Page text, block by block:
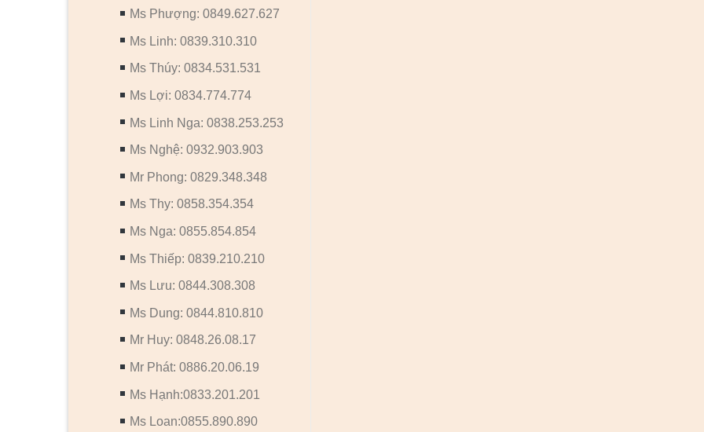
Ms Phượng: 0849.627.627
Ms Linh: 0839.310.310
Ms Thúy: 0834.531.531
Ms Lợi: 0834.774.774
Ms Linh Nga: 0838.253.253
Ms Nghệ: 0932.903.903
Mr Phong: 0829.348.348
Ms Thy: 0858.354.354
Ms Nga: 0855.854.854
Ms Thiếp: 0839.210.210
Ms Lưu: 0844.308.308
Ms Dung: 0844.810.810
Mr Huy: 0848.26.08.17
Mr Phát: 0886.20.06.19
Ms Hạnh:0833.201.201
Ms Loan:0855.890.890